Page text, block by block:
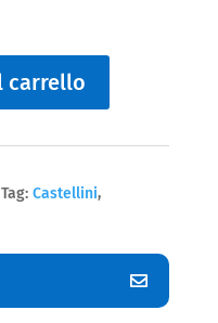
carrello
Tag: Castellini,